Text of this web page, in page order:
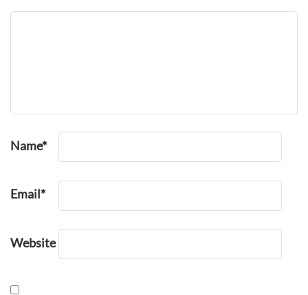
Name*
Email*
Website